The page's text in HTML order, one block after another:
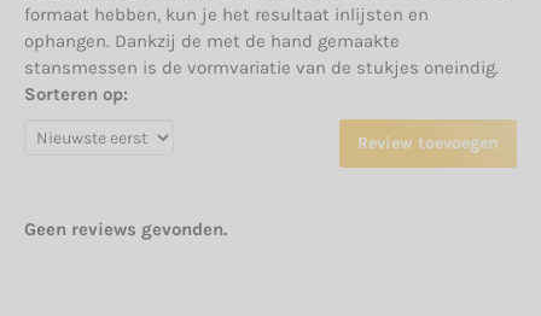
formaat hebben, kun je het resultaat inlijsten en
ophangen. Dankzij de met de hand gemaakte
stansmessen is de vormvariatie van de stukjes oneindig.
Sorteren op:
Review toevoegen
Geen reviews gevonden.